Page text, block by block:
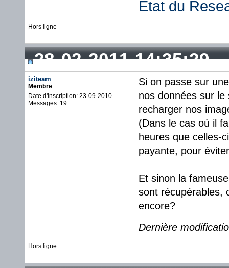
État du
Hors ligne
28-02-2011 14:35:29
iziteam
Membre
Date d'inscription: 23-09-2010
Messages: 19
Si on passe sur
nos données sur
recharger nos
(Dans le cas où il
heures que celles-
payante, pour
Et sinon la
sont récupérables,
encore?
Dernière
Hors ligne